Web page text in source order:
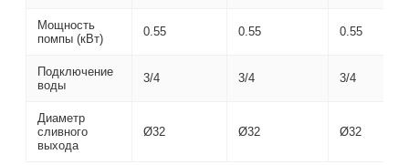
Мощность
помпы (кВт)
0.55 0.55 0.55
Подключение
воды
3/4 3/4 3/4
Диаметр
сливного
выхода
Ø32 Ø32 Ø32